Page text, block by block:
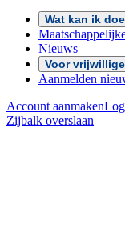
Wat kan ik
Nieuws
Voor
Aanmelden
Account aanmaken
Zijbalk overslaan